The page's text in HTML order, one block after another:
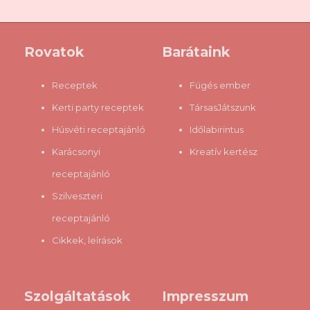
hányada elég tájékozatlannak tűnik mindazok fényében, amiket
gondoljam róluk, hogy tájékozatlanok, mintsem azt, hogy
Rovatok
Receptek
Kerti party receptek
Húsvéti receptajánló
Karácsonyi
receptajánló
Szilveszteri
receptajánló
Cikkek, leírások
Barátaink
Fügés ember
TársasJátszunk
Időlabirintus
Kreatív kertész
Szolgáltatások Impresszum